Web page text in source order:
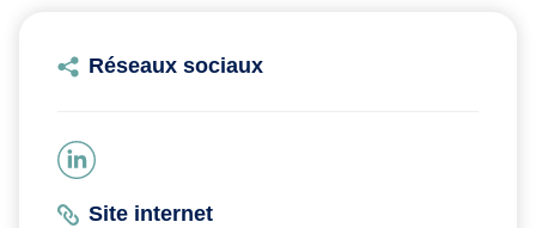
Réseaux sociaux
Site internet